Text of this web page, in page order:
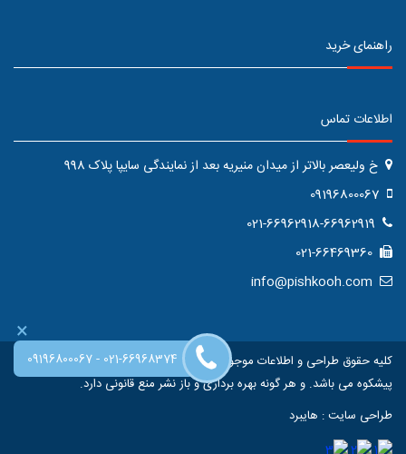
راهنمای خرید
اطلاعات تماس
خ ولیعصر بالاتر از میدان منیریه بعد از نمایندگی سایپا پلاک 998
کلیه حقوق طراحی و اطلاعات موجود در این سایت متعلق به فروشگاه اینترنتی
پیشکوه می باشد. و هر گونه بهره برداری و باز نشر منع قانونی دارد.
طراحی سایت: هایبرد
×
09196800067- 021-66968374